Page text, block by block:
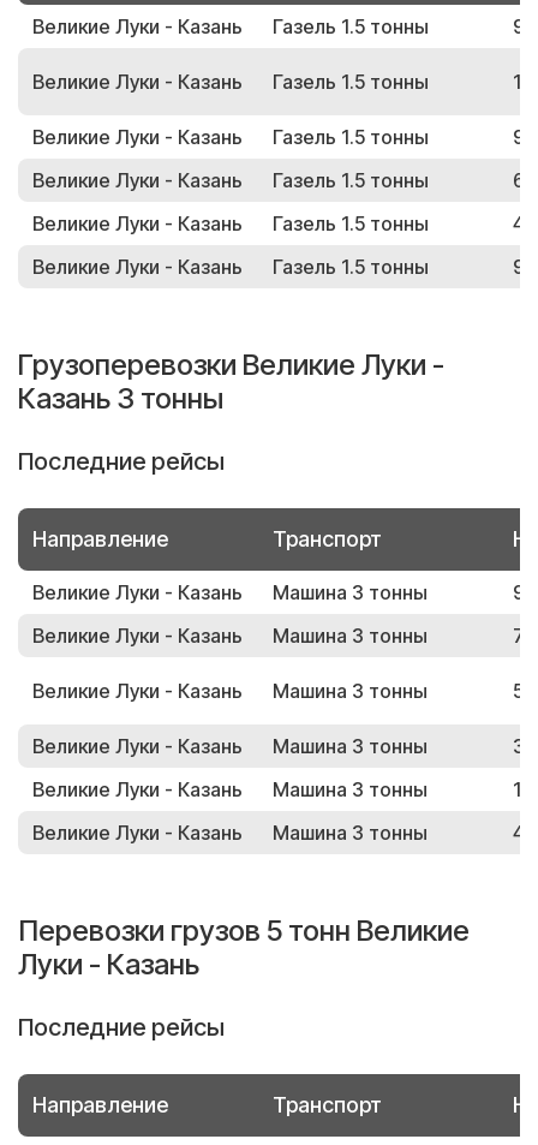
Великие Луки - Казань Газель 1.5 тонны
Великие Луки - Казань Газель 1.5 тонны
Великие Луки - Казань Газель 1.5 тонны
Великие Луки - Казань
Газель 1.5 тонны
Великие Луки - Казань
Газель 1.5 тонны
Великие Луки - Казань
Газель 1.5 тонны
Грузоперевозки Великие Луки -
Казань 3 тонны
Последние рейсы
Направление Транспорт
Великие Луки - Казань Машина 3 тонны
Великие Луки - Казань
Машина 3 тонны
Великие Луки - Казань Машина 3 тонны
Великие Луки - Казань Машина 3 тонны
Великие Луки - Казань
Машина 3 тонны
Великие Луки - Казань
Машина 3 тонны
Перевозки грузов 5 тонн Великие
Луки - Казань
Последние рейсы
Направление Транспорт